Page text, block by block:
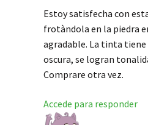
Estoy satisfecha con
frotàndola en la piedra
agradable. La tinta
oscura, se logran
Comprare otra vez.
Accede para responder